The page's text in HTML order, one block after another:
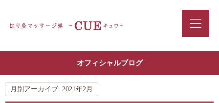
オフィシャルブログ
月別アーカイブ: 2021年2月